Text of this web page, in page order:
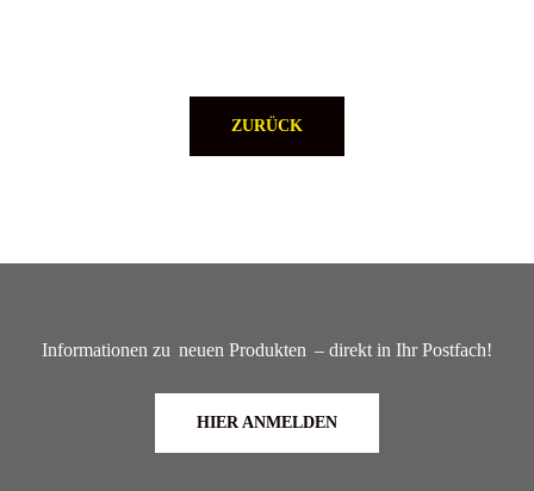
ZURÜCK
Informationen zu neuen Produkten – direkt in Ihr Postfach!
HIER ANMELDEN